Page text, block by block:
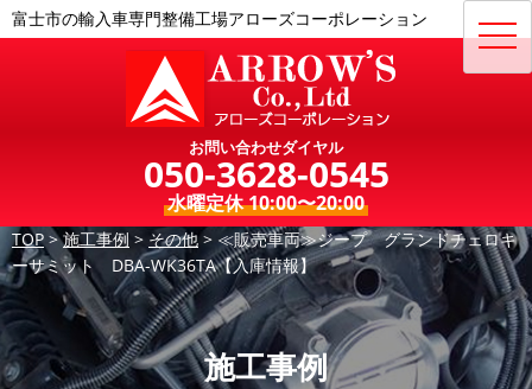
富士市の輸入車専門整備工場アローズコーポレーション
お問い合わせダイヤル
050-3628-0545
水曜定休 10:00〜20:00
TOP >施工事例 > その他 > ≪販売車両≫ジープ グランドチェロキ
ーサミット DBA-WK36TA【入庫情報】
施工事例